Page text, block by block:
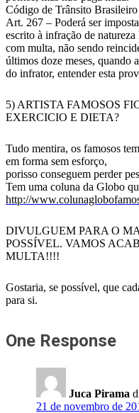
Código de Trânsito Brasileiro
Art. 267 – Poderá ser
escrito à infração de
com multa, não sendo
últimos doze meses, quando
do infrator, entender esta
5) ARTISTA FAMOSOS
EXERCICIO E DIETA?
Tudo mentira, os famosos
em forma sem esforço,
porisso conseguem perder
Tem uma coluna da Globo
http://
DIVULGUEM PARA O
POSSÍVEL. VAMOS
MULTA!!!!
Gostaria, se possível, que
para si.
One Response
Juca Pirama
21 de novembro de